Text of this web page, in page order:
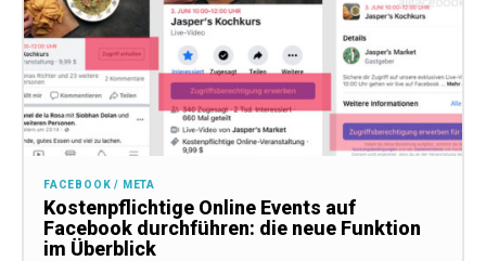
FACEBOOK / META
Kostenpflichtige Online Events auf
Facebook durchführen: die neue Funktion
im Überblick